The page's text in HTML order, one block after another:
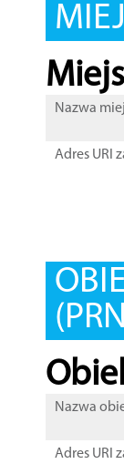
Nazwa
Adres URI
Nazwa
Adres URI